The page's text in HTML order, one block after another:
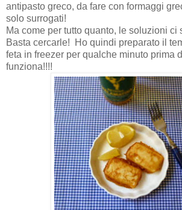
antipasto greco, da fare con formaggi
solo surrogati!
Ma come per tutto quanto, le soluzioni ci
Basta cercarle! Ho quindi preparato il
feta in freezer per qualche minuto prima
funziona!!!!